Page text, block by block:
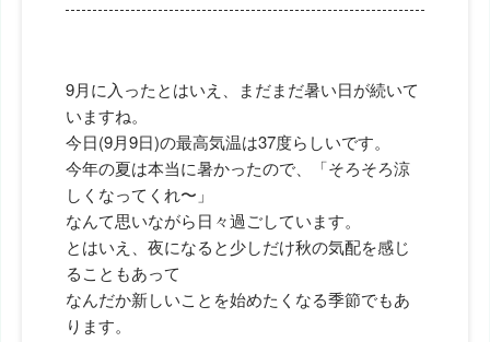
9月に入ったとはいえ、まだまだ暑い日が続いて
いますね。
今日(9月9日)の最高気温は37度らしいです。
今年の夏は本当に暑かったので、「そろそろ涼
しくなってくれ〜」
なんて思いながら日々過ごしています。
とはいえ、夜になると少しだけ秋の気配を感じ
ることもあって
なんだか新しいことを始めたくなる季節でもあ
ります。